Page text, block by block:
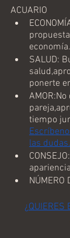
ACUARIO
economía.
SALUD:
ponerte
tiempo
las dudas.
NÚMERO
¿QUIERES